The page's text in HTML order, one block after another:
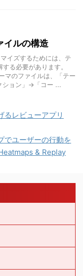
ルの構造
イズするためには、テ
する必要があります。
マのファイルは、「テー
ション」→「コー ...
るレビューアプリ
でユーザーの行動を
& Replay